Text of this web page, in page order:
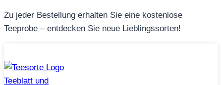
Zum
Inhalt
Zu jeder Bestellung erhalten Sie eine kostenlose
Teeprobe – entdecken Sie neue Lieblingssorten!